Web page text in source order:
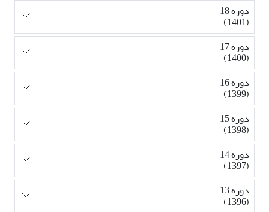
دوره 18
(1401)
دوره 17
(1400)
دوره 16
(1399)
دوره 15
(1398)
دوره 14
(1397)
دوره 13
(1396)